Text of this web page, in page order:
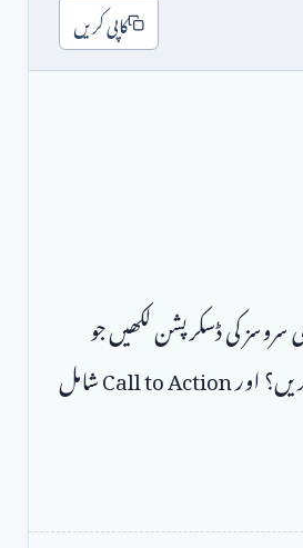
کاپی کریں
کی ڈسکرپشن لکھیں جو
اور Call to Action